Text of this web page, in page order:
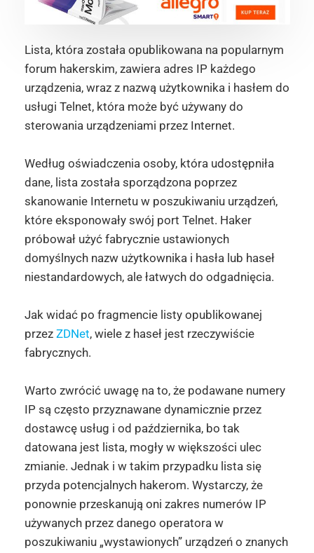
Lista, która została opublikowana na popularnym
forum hakerskim, zawiera adres IP każdego
urządzenia, wraz z nazwą użytkownika i hasłem do
usługi Telnet, która może być używany do
sterowania urządzeniami przez Internet.
Według oświadczenia osoby, która udostępniła
dane, lista została sporządzona poprzez
skanowanie Internetu w poszukiwaniu urządzeń,
które eksponowały swój port Telnet. Haker
próbował użyć fabrycznie ustawionych
domyślnych nazw użytkownika i hasła lub haseł
niestandardowych, ale łatwych do odgadnięcia.
Jak widać po fragmencie listy opublikowanej
przez ZDNet, wiele z haseł jest rzeczywiście
fabrycznych.
Warto zwrócić uwagę na to, że podawane numery
IP są często przyznawane dynamicznie przez
dostawcę usług i od października, bo tak
datowana jest lista, mogły w większości ulec
zmianie. Jednak i w takim przypadku lista się
przyda potencjalnych hakerom. Wystarczy, że
ponownie przeskanują oni zakres numerów IP
używanych przez danego operatora w
poszukiwaniu „wystawionych” urządzeń o znanych